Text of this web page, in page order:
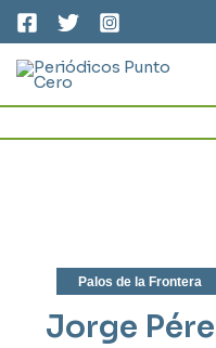
contenido
Palos de la Frontera
Jorge